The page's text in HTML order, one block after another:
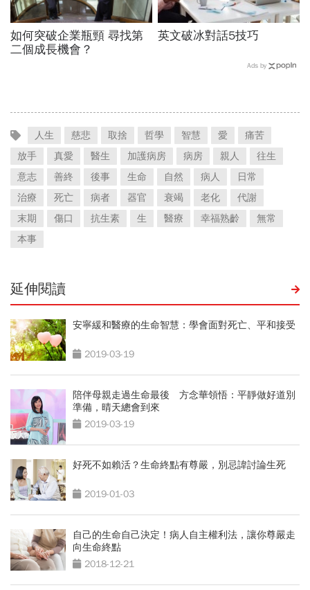
如何突破企業瓶頸 尋找第
二個成長機會？
英文破冰對話5技巧
Ads by
人生 慈悲 取捨 哲學 智慧 愛
痛苦
放手
真愛 醫生 加護病房 病房 親人
往生
意志
善終 後事 生命 自然 病人
日常
治療
死亡 病者 器官 衰竭 老化
代謝
末期
傷口 抗生素 生 醫療 幸福熟齡
無常
本事
延伸閱讀
安寧緩和醫療的生命智慧：學會面對死亡、平和接受
2019-03-19
陪伴母親走過生命最後 方念華領悟：平靜做好道別
準備，晴天總會到來
2019-03-19
好死不如賴活？生命終點有尊嚴，別忌諱討論生死
2019-01-03
自己的生命自己決定！病人自主權利法，讓你尊嚴走
向生命終點
2018-12-21